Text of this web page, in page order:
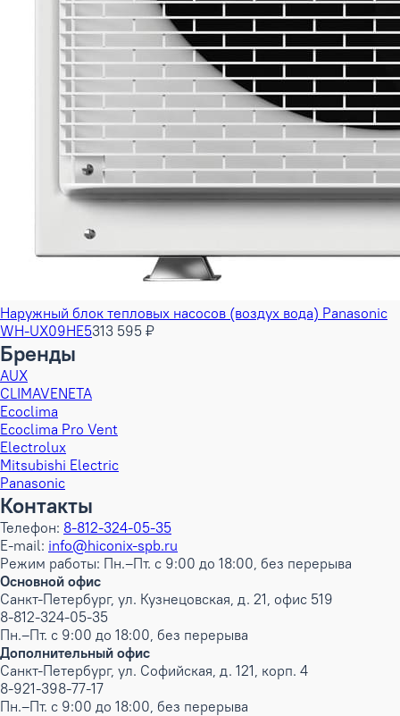
Наружный блок тепловых насосов (воздух вода) Panasonic
WH-UX09HE5313 595 ₽
Бренды
AUX
CLIMAVENETA
Ecoclima
Ecoclima Pro Vent
Electrolux
Mitsubishi Electric
Panasonic
Контакты
Телефон: 8-812-324-05-35
E-mail: info@hiconix-spb.ru
Режим работы: Пн.–Пт. с 9:00 до 18:00, без перерыва
Основной офис
Санкт-Петербург, ул. Кузнецовская, д. 21, офис 519
8-812-324-05-35
Пн.–Пт. с 9:00 до 18:00, без перерыва
Дополнительный офис
Санкт-Петербург, ул. Софийская, д. 121, корп. 4
8-921-398-77-17
Пн.–Пт. с 9:00 до 18:00, без перерыва